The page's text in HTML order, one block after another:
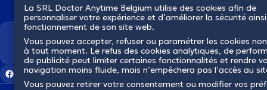
Mons
Aalst Flandre-Orientale
Nous révolutionnons la
La SRL Doctor Anytime Belgium utilise des cookies afin de
personnaliser votre expérience et d’améliorer la sécurité
fonctionnement de son site web.
Vous pouvez accepter, refuser ou paramétrer les cookies
à tout moment. Le refus des cookies analytiques, de
de publicité peut limiter certaines fonctionnalités et rendre
navigation moins fluide, mais n’empêchera pas l’accès au
Vous pouvez retirer votre consentement ou modifier vos